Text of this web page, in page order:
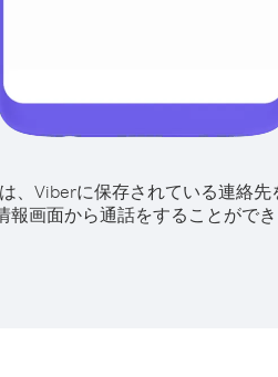
、Viberに保存されている連絡先
報画面から通話をすることができ